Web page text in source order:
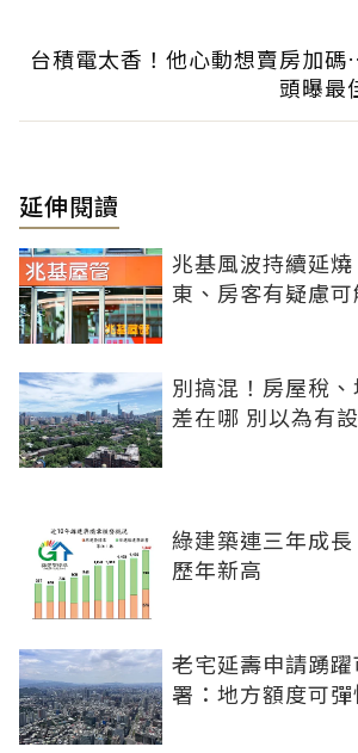
台積電太香！他心動想賣房加
頭曝最
延伸閱讀
兆基風波持續延
東、房客有疑慮
別搞混！房屋稅
差在哪 別以為有
綠建築連三年成
歷年新高
老宅延壽申請踴
署：地方額度可